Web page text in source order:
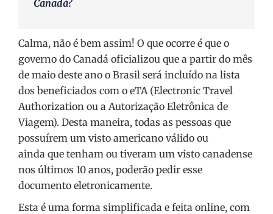
Canadá?
Calma, não é bem assim! O que ocorre é que o
governo do Canadá oficializou que a partir do mês
de maio deste ano o Brasil será incluído na lista
dos beneficiados com o eTA (Electronic Travel
Authorization ou a Autorização Eletrônica de
Viagem). Desta maneira, todas as pessoas que
possuírem um visto americano válido ou
ainda que tenham ou tiveram um visto canadense
nos últimos 10 anos, poderão pedir esse
documento eletronicamente.
Esta é uma forma simplificada e feita online, com